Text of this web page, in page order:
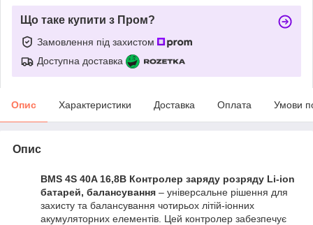
Що таке купити з Пром?
Замовлення під захистом
Доступна доставка
Опис Характеристики Доставка Оплата Умови
Опис
BMS 4S 40A 16,8В Контролер заряду розряду Li-ion
батарей, балансування – універсальне рішення для
захисту та балансування чотирьох літій-іонних
акумуляторних елементів. Цей контролер забезпечує